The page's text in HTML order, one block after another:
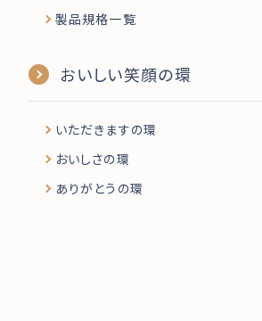
製品規格一覧
おいしい笑顔の環
いただきますの環
おいしさの環
ありがとうの環